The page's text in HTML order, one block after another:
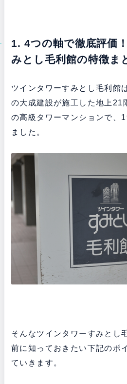
1. 4つの軸で徹底評価
みとし毛利館の特徴ま
ツインタワーすみとし毛利館
の大成建設が施工した地上21
の高級タワーマンションで、
ました。
そんなツインタワーすみとし
前に知っておきたい下記のポ
ていきます。